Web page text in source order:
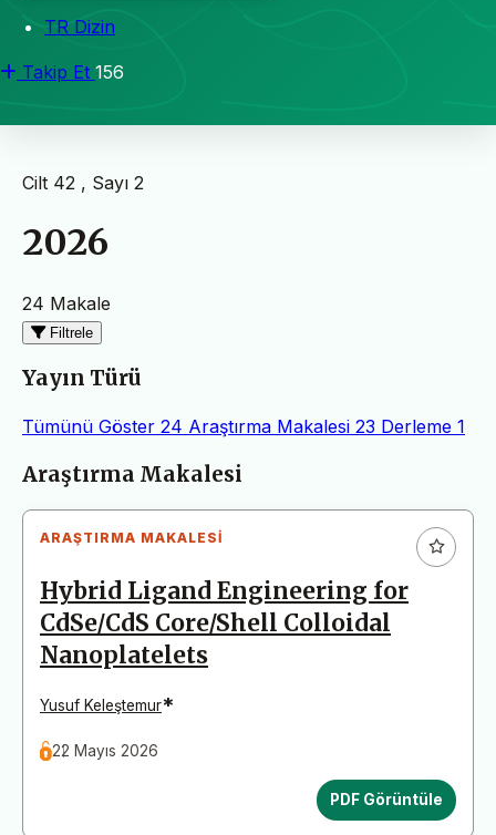
TR Dizin
Takip Et 156
Cilt 42 , Sayı 2
2026
24 Makale
Filtrele
Yayın Türü
Tümünü Göster 24 Araştırma Makalesi 23 Derleme 1
Makaleler
Araştırma Makalesi
ARAŞTIRMA MAKALESI
Hybrid Ligand Engineering for
CdSe/CdS Core/Shell Colloidal
Nanoplatelets
Yusuf Keleştemur*
22 Mayıs 2026
PDF Görüntüle